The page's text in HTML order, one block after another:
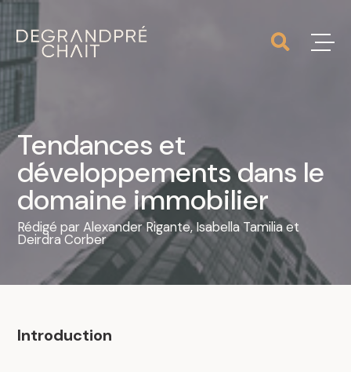
Tendances et
développements dans le
domaine immobilier
Rédigé parAlexander Rigante,Isabella Tamiliaet
Deirdra Corber
Introduction